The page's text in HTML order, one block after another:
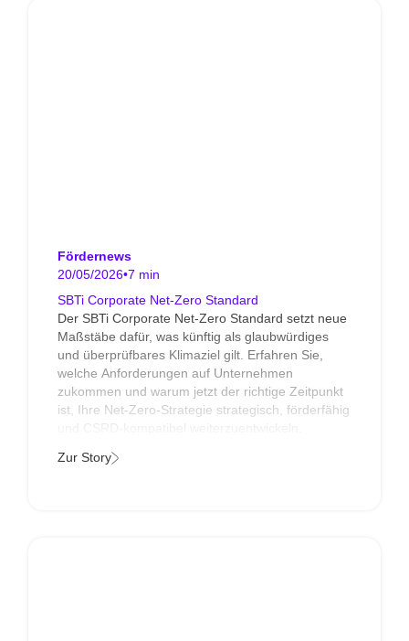
Fördernews
20/05/2026•7 min
SBTi Corporate Net-Zero Standard
Der SBTi Corporate Net-Zero Standard setzt neue
Maßstäbe dafür, was künftig als glaubwürdiges
und überprüfbares Klimaziel gilt. Erfahren Sie,
welche Anforderungen auf Unternehmen
zukommen und warum jetzt der richtige Zeitpunkt
ist, Ihre Net-Zero-Strategie strategisch, förderfähig
Zur Story